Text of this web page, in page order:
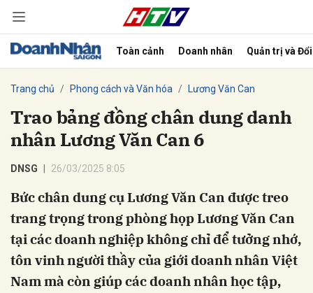
Toàn cảnh Doanh nhân Quản trị và
Trang chủ Phong cách và Văn hóa Lương Văn Can
Trao bảng đồng chân dung danh
nhân Lương Văn Can 6
DNSG 26/03/2025 8:05
Bức chân dung cụ Lương Văn Can được treo
trang trọng trong phòng họp Lương Văn Can
tại các doanh nghiệp không chỉ để tưởng nhớ,
tôn vinh người thầy của giới doanh nhân Việt
Nam mà còn giúp các doanh nhân học tập,
Hủy